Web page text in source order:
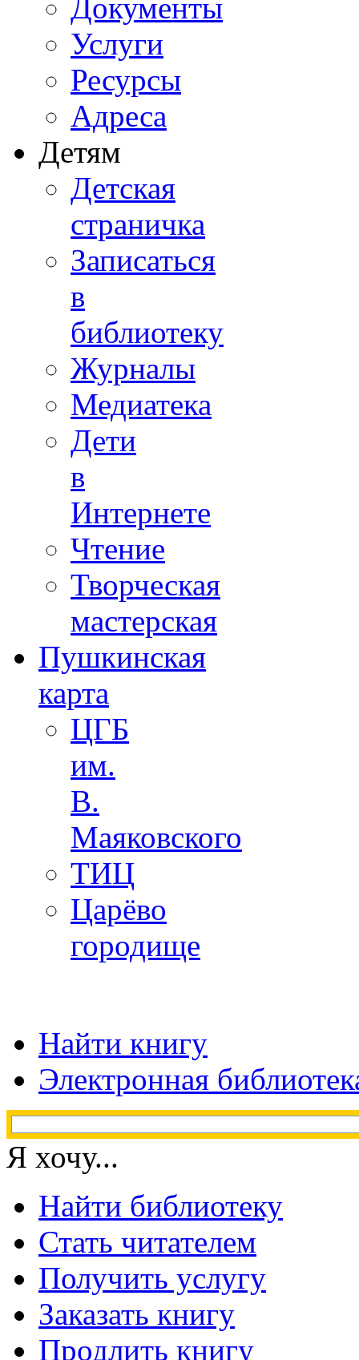
Документы
Услуги
Ресурсы
Адреса
Детям
Детская
страничка
Записаться
в
библиотеку
Журналы
Медиатека
Дети
в
Интернете
Чтение
Творческая
мастерская
Пушкинская
карта
ЦГБ
им.
В.
Маяковского
ТИЦ
Царёво
городище
Найти книгу
Электронная
Я хочу...
Найти библиотеку
Стать читателем
Получить услугу
Заказать книгу
Продлить книгу